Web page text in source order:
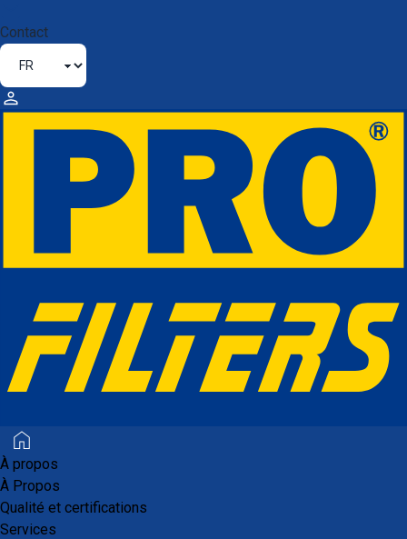
À propos
À Propos
Qualité et certifications
Services
Contact
QUALITÉ ET CERTIFICATIONS
De très nombreux constructeurs affirment que les filtres
différents de leur marque sont souvent source de
problème, sous prétexte que ceux-ci ne répondent pas aux
exigences de qualité en vigueur.
insuffisantes, ils incriminent la qualité du média et l’utilisation
de matériaux de second rang.
PROFILTERS®
s’engage à la conformité de ses produits !
Nos filtres, ainsi que les éléments utilisés dans leur
fabrication, sont testés en laboratoire suivant des normes
spécifiques.